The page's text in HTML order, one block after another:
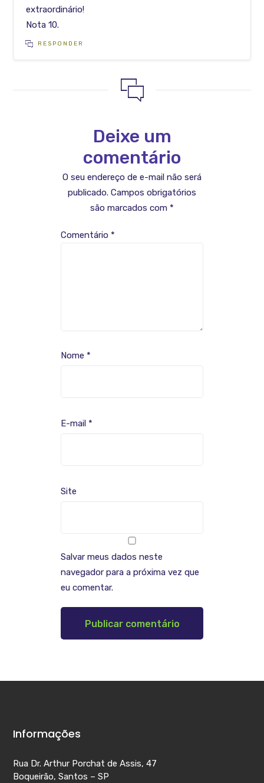
extraordinário!
Nota 10.
RESPONDER
Deixe um
comentário
O seu endereço de e-mail não será
publicado. Campos obrigatórios
são marcados com *
Comentário *
Nome *
E-mail *
Site
Salvar meus dados neste
navegador para a próxima vez que
eu comentar.
Informações
Rua Dr. Arthur Porchat de Assis, 47
Boqueirão, Santos – SP